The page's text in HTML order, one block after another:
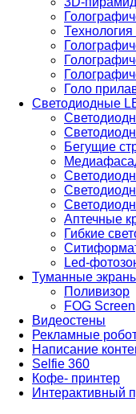
Технология
Голо
Светодиодные
Бегущие
Аптечные
Гибкие
Led-
Туманные
Поливизор
FOG Screen
Видеостены
Рекламные
Написание
Selfie 360
Кофе- принтер
Интерактивный